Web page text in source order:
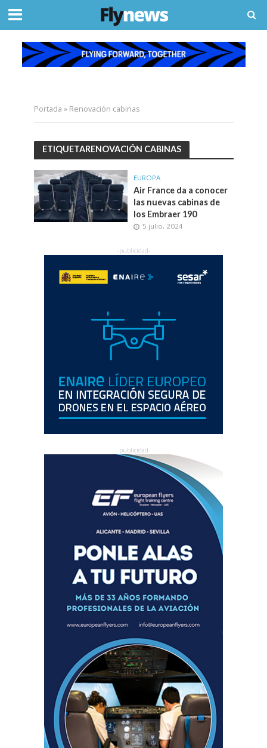
Portada » Renovación cabinas
ETIQUETARENOVACIÓN CABINAS
EUROPA
Air France da a conocer
las nuevas cabinas de
los Embraer 190
5 julio, 2024